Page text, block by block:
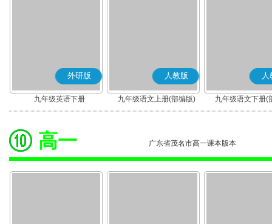
外研版
九年级英语下册
人教版
九年级语文上册(部编版)
人
九年级语文下册(
高一 广东省茂名市高一课本版本